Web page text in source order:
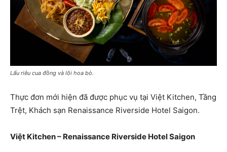
Lẩu riêu cua đồng và lõi hoa bò.
Thực đơn mới hiện đã được phục vụ tại Việt Kitchen, Tầng
Trệt, Khách sạn Renaissance Riverside Hotel Saigon.
Việt Kitchen – Renaissance Riverside Hotel Saigon